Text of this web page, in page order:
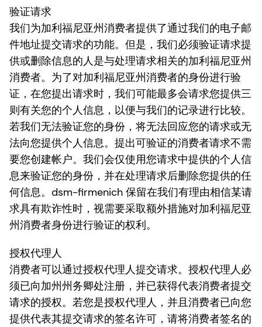
验证请求
我们为加利福尼亚州消费者提供了通过我们的电子邮
件地址提交请求的功能。但是，我们必须验证请求提
供或删除信息的人是与处理请求相关的加利福尼亚州
消费者。为了对加利福尼亚州消费者的身份进行验
证，在您提出请求时，我们可能最多会请求您提供三
则有关您的个人信息，以便与我们的记录进行比较。
若我们无法验证您的身份，将无法回应您的请求或无
法向您提供个人信息。提出可验证的消费者请求不需
要您创建帐户。我们会仅使用您请求中提供的个人信
息来验证您的身份，并在处理请求后删除您提供的任
何信息。dsm-firmenich 保留在我们有理由相信某请
求具有欺诈性时，视需要采取额外措施对加利福尼亚
州消费者身份进行验证的权利。
授权代理人
消费者可以通过授权代理人提交请求。授权代理人必
须已向加州州务卿处注册，并已获得代表消费者提交
请求的授权。若您是授权代理人，并且消费者已向您
提供代表其提交请求的签名许可，请将消费者签名的